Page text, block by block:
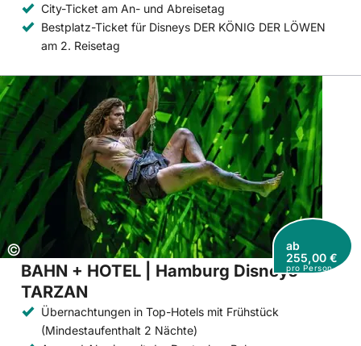
City-Ticket am An- und Abreisetag
Bestplatz-Ticket für Disneys DER KÖNIG DER LÖWEN
am 2. Reisetag
Copyright:
©
ab
255,00 €
pro Person
BAHN + HOTEL | Hamburg Disneys
TARZAN
Übernachtungen in Top-Hotels mit Frühstück
(Mindestaufenthalt 2 Nächte)